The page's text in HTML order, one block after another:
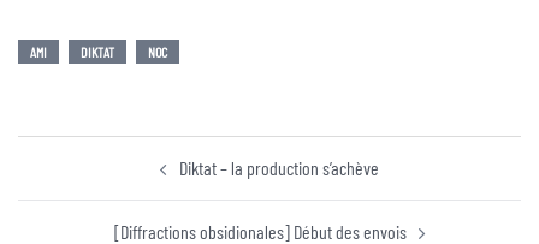
AMI DIKTAT NOC
Diktat – la production s’achève
[Diffractions obsidionales] Début des envois